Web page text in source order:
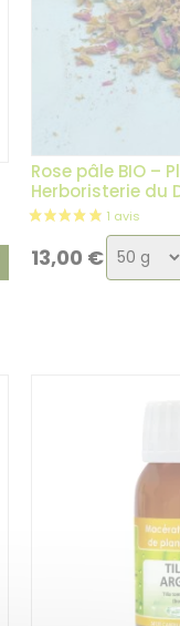
Rose pâle BIO –
Herboristerie du
13,00 € Choix
de